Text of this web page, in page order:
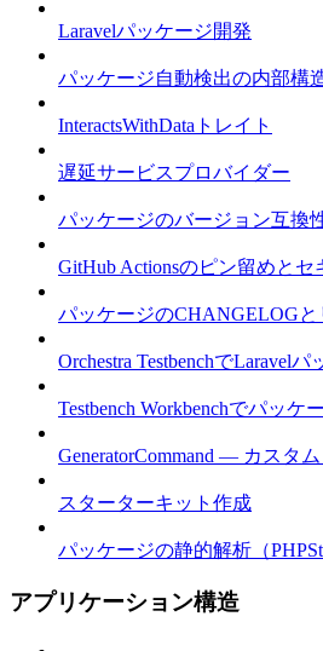
Laravelパッケージ開発
パッケージ自動検出の内部構
InteractsWithDataトレイト
遅延サービスプロバイダー
パッケージのバージョン互換
GitHub Actionsのピン留めとセ
パッケージのCHANGELOGと
Orchestra TestbenchでLaravel
Testbench Workbenchでパッケ
GeneratorCommand — カスタ
スターターキット作成
パッケージの静的解析（
アプリケーション構造